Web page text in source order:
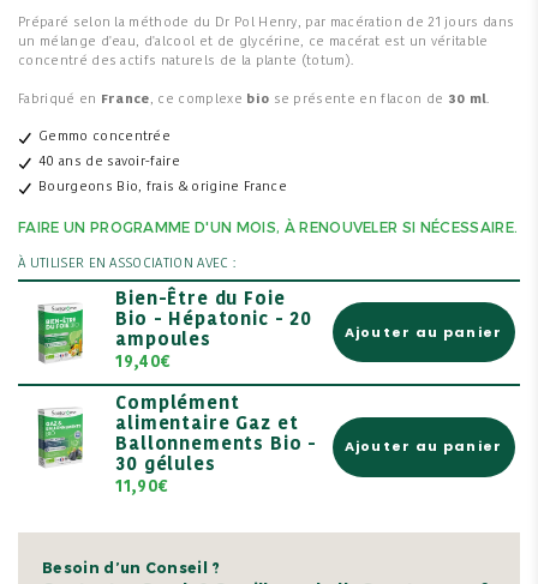
Préparé selon la méthode du Dr Pol Henry, par macération de 21 jours dans
un mélange d'eau, d'alcool et de glycérine, ce macérat est un véritable
concentré des actifs naturels de la plante (totum).
Fabriqué en France, ce complexe bio se présente en flacon de 30 ml.
Gemmo concentrée
40 ans de savoir-faire
Bourgeons Bio, frais & origine France
FAIRE UN PROGRAMME D'UN MOIS, À RENOUVELER SI NÉCESSAIRE.
À UTILISER EN ASSOCIATION AVEC :
Bien-Être du Foie
Bio - Hépatonic - 20
ampoules
19,40€
Ajouter au panier
Complément
alimentaire Gaz et
Ballonnements Bio -
30 gélules
11,90€
Ajouter au panier
Besoin d’un Conseil ?